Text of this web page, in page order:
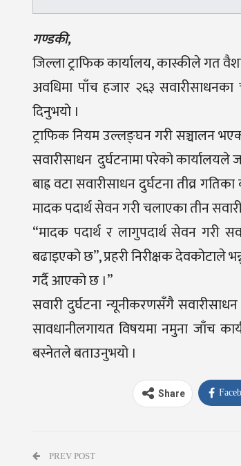
गण्डकी,
जिल्ला ट्राफिक कार्यालय, कास्कीले गत
अवधिमा पाँच हजार २६३
दिनुभयो ।
ट्राफिक नियम उल्लङ्घन गरी सञ्चालन
सवारीसाधन दुर्घटनामा परेको कार्यालयले
बाह्र वटा सवारीसाधन दुर्घटना तीव्र
मादक पदार्थ सेवन गरी चलाएका तीन
“मादक पदार्थ र लागुपदार्थ सेवन गरी
बढाइएको छ”, प्रहरी निरीक्षक देवकोटाले
गर्दै आएको छ ।”
सवारी दुर्घटना न्यूनीकरणसँगै सवारीसाधन
सावधानीलगायत विषयमा नमुना जाँच
बस्नेतले बताउनुभयो ।
Share
PREV POST